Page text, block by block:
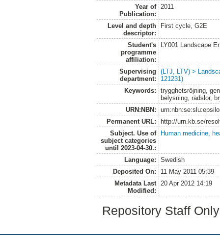
Year of
Publication:
2011
Level and depth
descriptor:
First cycle, G2E
Student's
programme
affiliation:
LY001 Landscape
Supervising
department:
(LTJ, LTV) >
121231)
Keywords:
trygghetsröjning,
belysning, rädslor,
URN:NBN:
Permanent URL:
http://urn.kb.se/
Subject. Use of
subject categories
until 2023-04-30.:
Human medicine,
Language:
Swedish
Deposited On:
11 May 2011 05:39
Metadata Last
Modified:
20 Apr 2012 14:19
Repository Staff